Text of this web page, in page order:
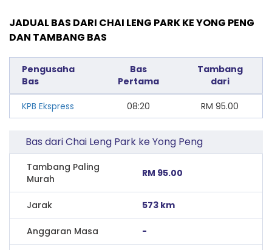
JADUAL BAS DARI CHAI LENG PARK KE YONG PENG
DAN TAMBANG BAS
Pengusaha
Bas
Bas
Pertama
Tambang
dari
KPB Ekspress 08:20 RM 95.00
Bas dari Chai Leng Park ke Yong Peng
Tambang Paling
Murah
RM 95.00
Jarak 573 km
Anggaran Masa -